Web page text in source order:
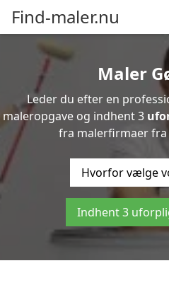
Find-maler.nu
Maler
Leder du efter en
maleropgave og indhent 3
fra malerfirmaer fra
Hvorfor vælge
Indhent 3